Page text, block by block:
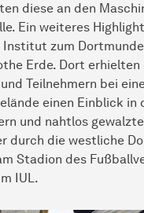
diese an den
Ein weiteres
Institut zum
Erde. Dort erhielten
Teilnehmern bei
einen Einblick in
und nahtlos
durch die westliche
Stadion des
IUL.